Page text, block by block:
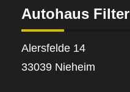
Autohaus Filter
Alersfelde 14
33039 Nieheim